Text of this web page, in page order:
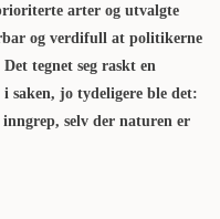
arter og utvalgte
og verdifull at politikerne
tegnet seg raskt en
saken, jo tydeligere ble det:
selv der naturen er